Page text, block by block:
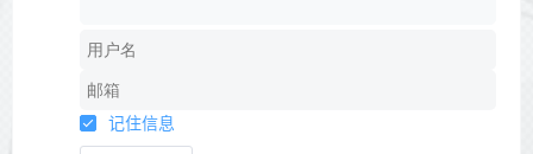
记住信息